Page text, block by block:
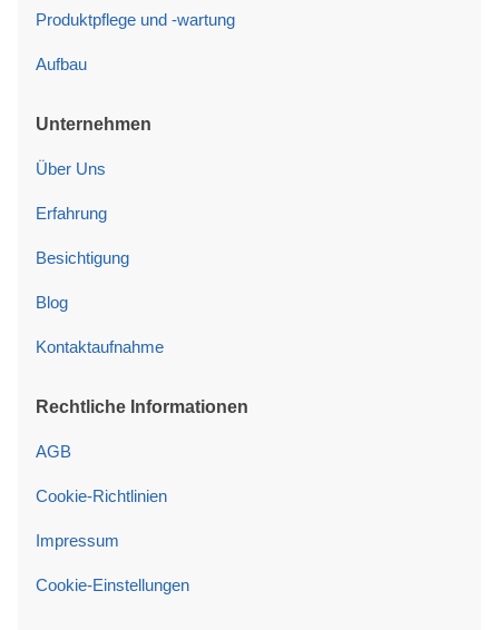
Produktpflege und -wartung
Aufbau
Unternehmen
Über Uns
Erfahrung
Besichtigung
Blog
Kontaktaufnahme
Rechtliche Informationen
AGB
Cookie-Richtlinien
Impressum
Cookie-Einstellungen